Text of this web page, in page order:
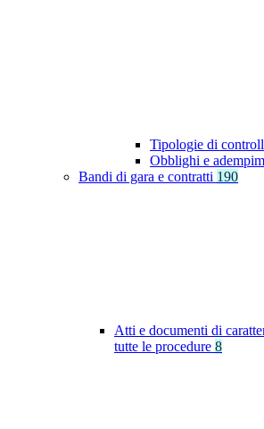
Tipologie di
Obblighi e
Bandi di gara e contratti 190
Atti e documenti di
tutte le procedure 8